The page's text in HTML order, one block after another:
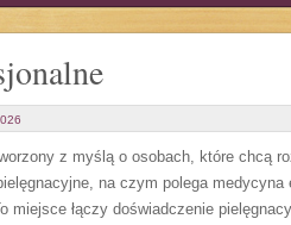
z myślą o osobach, które chcą
na czym polega
miejsce łączy doświadczenie